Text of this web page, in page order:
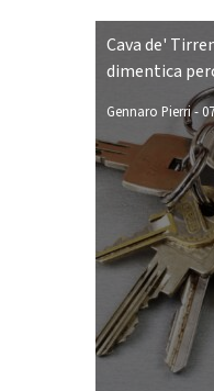
Cava de'
dimentica
Gennaro Pierri-